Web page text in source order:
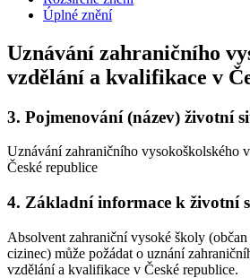
Úplné znění
Uznávání zahraničního
vzdělání a kvalifikace v
3. Pojmenování (název) životní
Uznávání zahraničního vysokoškolského
České republice
4. Základní informace k životní
Absolvent zahraniční vysoké školy
cizinec) může požádat o uznání
vzdělání a kvalifikace v České republice.